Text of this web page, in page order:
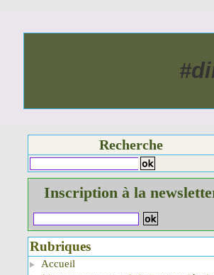
Recherche
Inscription à la
Rubriques
Accueil